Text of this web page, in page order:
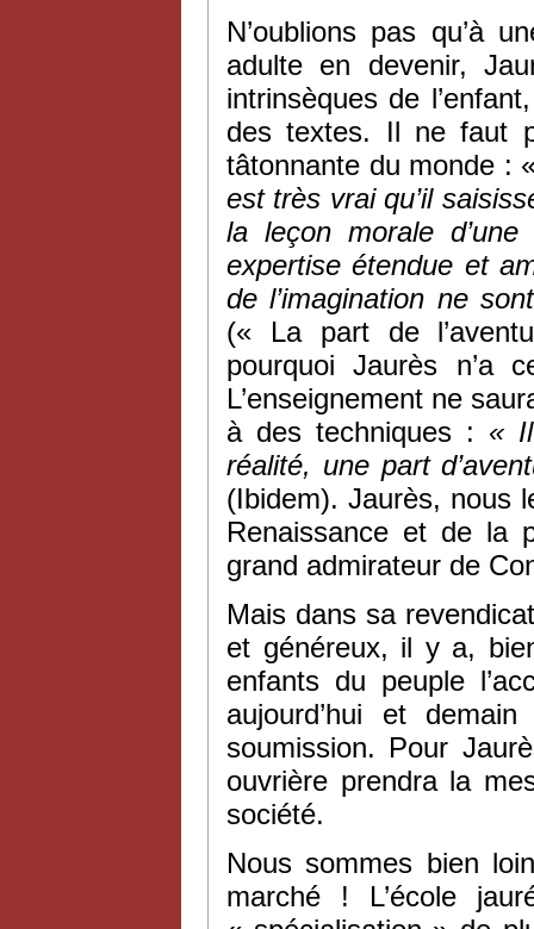
N’oublions pas qu’à
adulte en devenir,
intrinsèques de
des textes. Il ne faut
tâtonnante du monde :
est très vrai qu’il
la leçon morale
expertise étendue et
de l’imagination ne
(« La part de
pourquoi Jaurès n’a
L’enseignement ne
à des techniques : «
réalité, une part
(Ibidem). Jaurès, nous
Renaissance et de la
grand admirateur de
Mais dans sa
et généreux, il y a,
enfants du peuple
aujourd’hui et
soumission. Pour
ouvrière prendra la
société.
Nous sommes bien
marché ! L’école